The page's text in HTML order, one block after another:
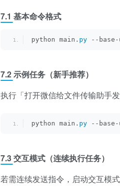
7.1 基本命令格式
python main. py --
7.2 示例任务（新手推荐）
执行「打开微信给文件传输助手
python main. py --
7.3 交互模式（连续执行任务）
若需连续发送指令，启动交互模式